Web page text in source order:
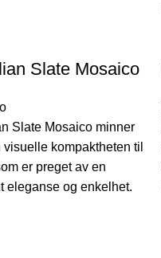
Slate Mosaico
Slate Mosaico minner
visuelle kompaktheten til
er preget av en
eleganse og enkelhet.